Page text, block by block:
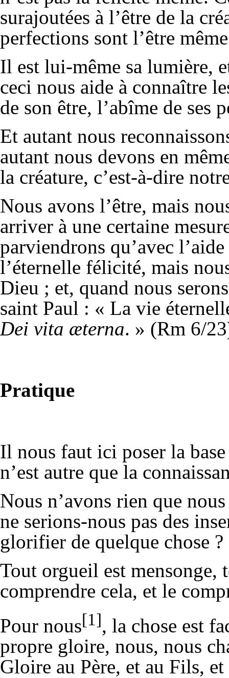
surajoutées à l’être de la
perfections sont l’être
Il est lui-même sa lumière,
ceci nous aide à connaître
de son être, l’abîme de ses
Et autant nous
autant nous devons en
la créature, c’est-à-dire
Nous avons l’être, mais
arriver à une certaine
parviendrons qu’avec
l’éternelle félicité, mais
Dieu ; et, quand nous
saint Paul : « La vie
Dei vita æterna. » (Rm 6/
Pratique
Il nous faut ici poser la
n’est autre que la
Nous n’avons rien que
ne serions-nous pas des
glorifier de quelque chose ?
Tout orgueil est
comprendre cela, et le
Pour nous[1], la chose est
propre gloire, nous, nous
Gloire au Père, et au Fils,